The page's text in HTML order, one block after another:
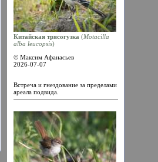
Китайская трясогузка (Motacilla
alba leucopsis)
© Максим Афанасьев
2026-07-07
Встреча и гнездование за пределами
ареала подвида.